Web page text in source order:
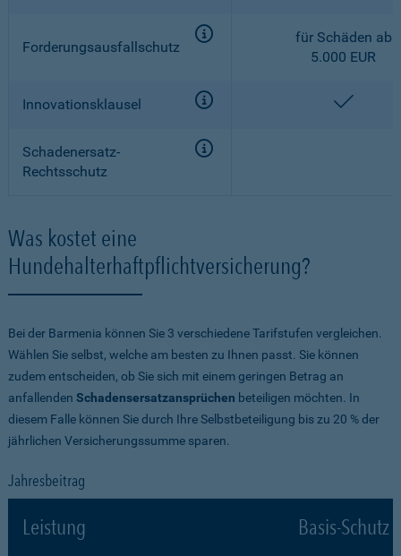
Forderungsausfallschutz
für Schäden ab
5.000 EUR
Innovationsklausel
Schadenersatz-
Rechtsschutz
Was kostet eine
Hundehalterhaftpflichtversicherung?
Bei der Barmenia können Sie 3 verschiedene Tarifstufen vergleichen.
Wählen Sie selbst, welche am besten zu Ihnen passt. Sie können
zudem entscheiden, ob Sie sich mit einem geringen Betrag an
anfallenden Schadensersatzansprüchen beteiligen möchten. In
diesem Falle können Sie durch Ihre Selbstbeteiligung bis zu 20 % der
jährlichen Versicherungssumme sparen.
Jahresbeitrag
Leistung Basis-Schutz